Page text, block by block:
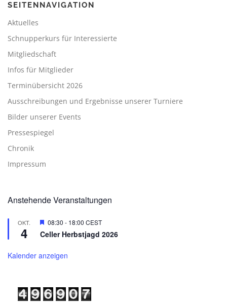
SEITENNAVIGATION
Aktuelles
Schnupperkurs für Interessierte
Mitgliedschaft
Infos für Mitglieder
Terminübersicht 2026
Ausschreibungen und Ergebnisse unserer Turniere
Bilder unserer Events
Pressespiegel
Chronik
Impressum
Anstehende Veranstaltungen
OKT.
4
Hervorgehoben
08:30 - 18:00 CEST
Celler Herbstjagd 2026
Kalender anzeigen